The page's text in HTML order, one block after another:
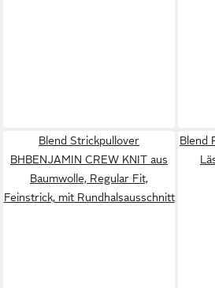
Blend Strickpullover
BHBENJAMIN CREW KNIT aus
Baumwolle, Regular Fit,
Feinstrick, mit Rundhalsausschnitt
Blend